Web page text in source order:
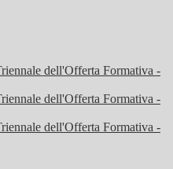
dell'Offerta Formativa -
dell'Offerta Formativa -
dell'Offerta Formativa -